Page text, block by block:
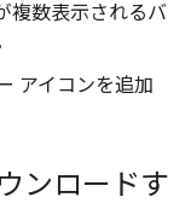
複数表示されるバ
アイコンを追加
ンロードす